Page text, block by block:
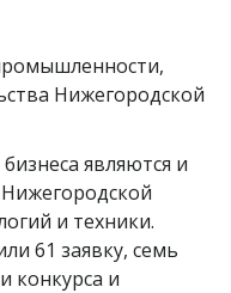
Нижегородской
являются и
и техники.
61 заявку, семь
конкурса и